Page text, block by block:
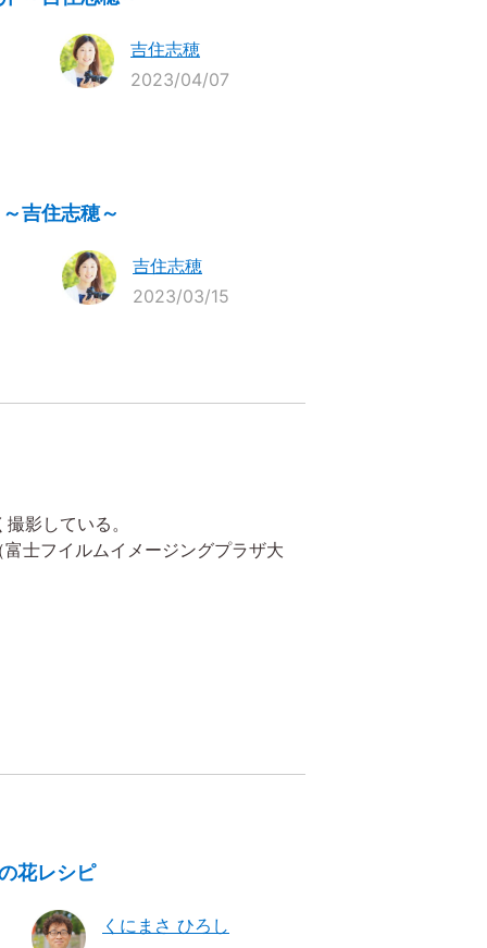
吉住志穂
2023/04/07
吉住志穂～
吉住志穂
2023/03/15
影している。
士フイルムイメージングプラザ大
花レシピ
くにまさ ひろし